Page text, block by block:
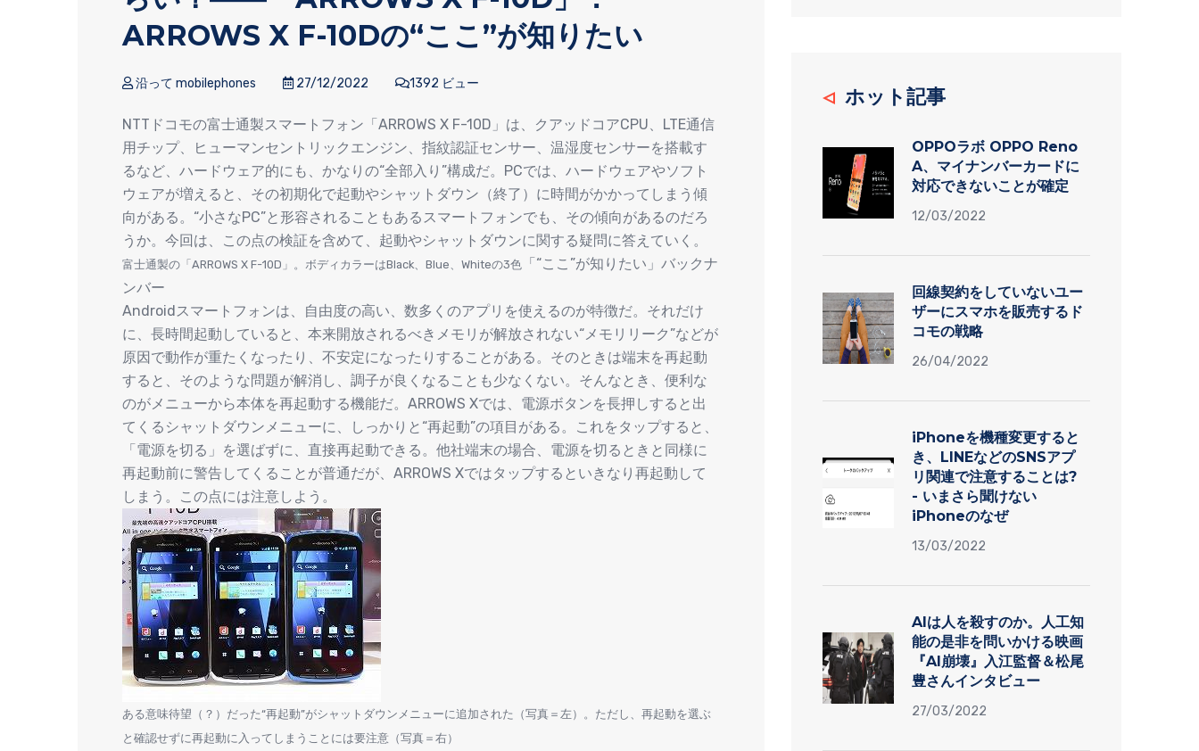
ARROWS X F-10Dの“ここ”が知りたい
沿って mobilephones 27/12/2022 1392 ビュー
NTTドコモの富士通製スマートフォン「ARROWS X F-10D」は、クアッドコアCPU、LTE通信
用チップ、ヒューマンセントリックエンジン、指紋認証センサー、温湿度センサーを搭載す
るなど、ハードウェア的にも、かなりの“全部入り”構成だ。PCでは、ハードウェアやソフト
ウェアが増えると、その初期化で起動やシャットダウン（終了）に時間がかかってしまう傾
向がある。“小さなPC”と形容されることもあるスマートフォンでも、その傾向があるのだろ
うか。今回は、この点の検証を含めて、起動やシャットダウンに関する疑問に答えていく。
富士通製の「ARROWS X F-10D」。ボディカラーはBlack、Blue、Whiteの3色 「“ここ”が知りたい」バックナ
ンバー
Androidスマートフォンは、自由度の高い、数多くのアプリを使えるのが特徴だ。それだけ
に、長時間起動していると、本来開放されるべきメモリが解放されない“メモリリーク”などが
原因で動作が重たくなったり、不安定になったりすることがある。そのときは端末を再起動
すると、そのような問題が解消し、調子が良くなることも少なくない。そんなとき、便利な
のがメニューから本体を再起動する機能だ。ARROWS Xでは、電源ボタンを長押しすると出
てくるシャットダウンメニューに、しっかりと“再起動”の項目がある。これをタップすると、
「電源を切る」を選ばずに、直接再起動できる。他社端末の場合、電源を切るときと同様に
再起動前に警告してくることが普通だが、ARROWS Xではタップするといきなり再起動して
しまう。この点には注意しよう。
ある意味待望（？）だった“再起動”がシャットダウンメニューに追加された（写真＝左）。ただし、再起動を選ぶ
と確認せずに再起動に入ってしまうことには要注意（写真＝右）
ホット記事
OPPOラボ OPPO Reno
A、マイナンバーカードに
対応できないことが確定
12/03/2022
回線契約をしていないユー
ザーにスマホを販売するド
コモの戦略
26/04/2022
iPhoneを機種変更すると
き、LINEなどのSNSアプ
リ関連で注意することは?
- いまさら聞けない
iPhoneのなぜ
13/03/2022
AIは人を殺すのか。人工知
能の是非を問いかける映画
『AI崩壊』入江監督＆松尾
豊さんインタビュー
27/03/2022